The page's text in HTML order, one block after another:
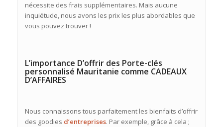
nécessite des frais supplémentaires. Mais aucune
inquiétude, nous avons les prix les plus abordables que
vous pouvez trouver !
L’importance D’offrir des Porte-clés
personnalisé Mauritanie comme CADEAUX
D’AFFAIRES
Nous connaissons tous parfaitement les bienfaits d’offrir
des goodies d’entreprises. Par exemple, grâce à cela ;